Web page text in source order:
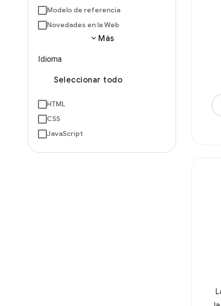
Modelo de referencia
Novedades en la Web
expand_more Más
Idioma
Seleccionar todo
HTML
CSS
JavaScript